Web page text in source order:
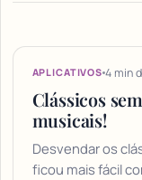
Articles
APLICATIVOS 4 min
Clássicos
musicais!
Desvendar os
ficou mais fácil